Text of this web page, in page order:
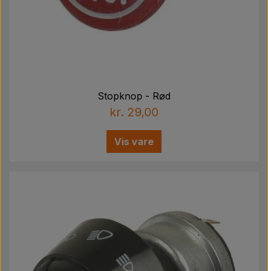
Stopknop - Rød
kr. 29,00
Vis vare